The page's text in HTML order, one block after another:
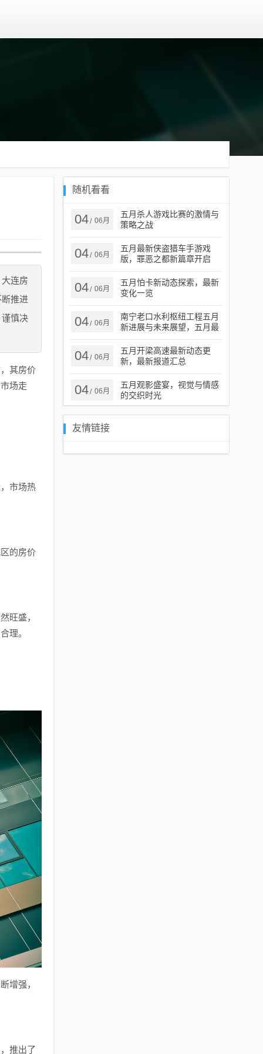
连房
推进
慎决
其房价
场走
市场热
的房价
旺盛，
理。
增强，
推出了
随机看看
04/ 06月
五月杀人游戏比赛的激情与
策略之战
04/ 06月
五月最新侠盗猎车手游戏
版，罪恶之都新篇章开启
04/ 06月
五月怕卡新动态探索，最新
变化一览
04/ 06月
南宁老口水利枢纽工程五月
新进展与未来展望，五月最
新动态揭秘！
04/ 06月
五月开梁高速最新动态更
新，最新报道汇总
04/ 06月
五月观影盛宴，视觉与情感
的交织时光
友情链接